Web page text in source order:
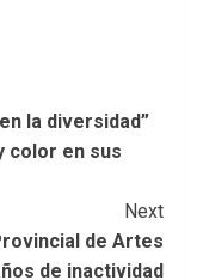
la diversidad”
color en sus
Next
de Artes
de inactividad